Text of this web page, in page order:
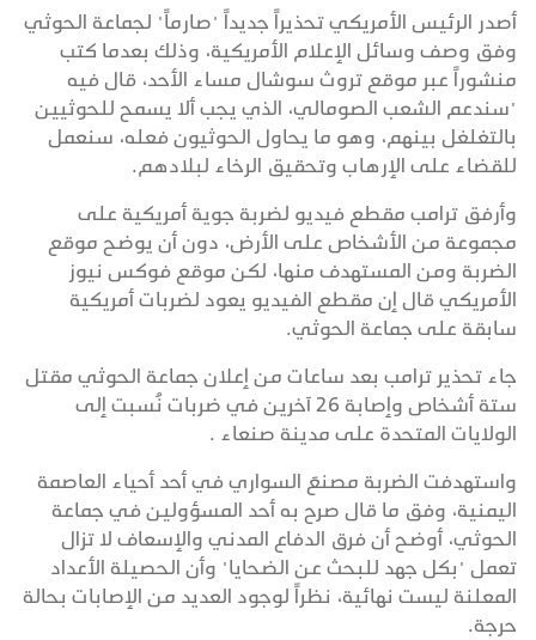
أصدر الرئيس الأمريكي تحذيراً جديداً "صارماً" لجماعة الحوثي
وفق وصف وسائل الإعلام الأمريكية، وذلك بعدما كتب
منشوراً عبر موقع تروث سوشال مساء الأحد، قال فيه
"سندعم الشعب الصومالي، الذي يجب ألا يسمح للحوثيين
بالتغلغل بينهم، وهو ما يحاول الحوثيون فعله، سنعمل
للقضاء على الإرهاب وتحقيق الرخاء لبلادهم.
وأرفق ترامب مقطع فيديو لضربة جوية أمريكية على
مجموعة من الأشخاص على الأرض، دون أن يوضح موقع
الضربة ومن المستهدف منها، لكن موقع فوكس نيوز
الأمريكي قال إن مقطع الفيديو يعود لضربات أمريكية
سابقة على جماعة الحوثي.
جاء تحذير ترامب بعد ساعات من إعلان جماعة الحوثي مقتل
ستة أشخاص وإصابة 26 آخرين في ضربات نُسبت إلى
الولايات المتحدة على مدينة صنعاء .
واستهدفت الضربة مصنعَ السواري في أحد أحياء العاصمة
اليمنية، وفق ما قال صرح به أحد المسؤولين في جماعة
الحوثي، أوضح أن فرق الدفاع المدني والإسعاف لا تزال
تعمل "بكل جهد للبحث عن الضحايا" وأن الحصيلة الأعداد
المعلنة ليست نهائية، نظراً لوجود العديد من الإصابات بحالة
حرجة.